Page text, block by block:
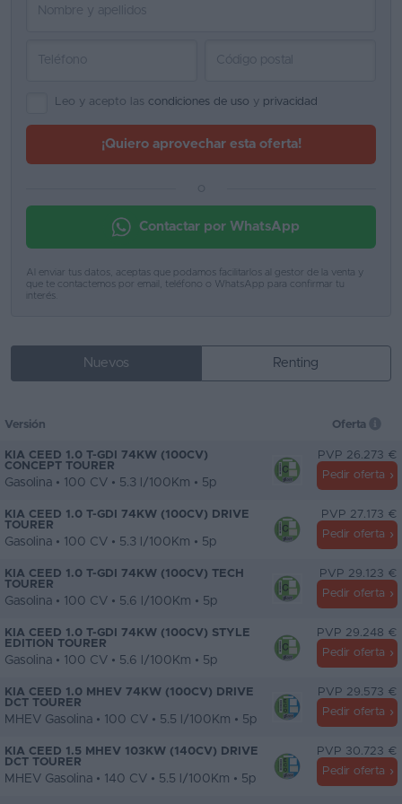
Leo y acepto las condiciones de uso y privacidad
¡Quiero aprovechar esta oferta!
Contactar por WhatsApp
Al enviar tus datos, aceptas que podamos facilitarlos al gestor de la venta y
que te contactemos por email, teléfono o WhatsApp para confirmar tu
interés.
Nuevos Renting
Versión Oferta
KIA CEED 1.0 T-GDI 74KW (100CV)
CONCEPT TOURER
Gasolina • 100 CV • 5.3 l/100Km • 5p
PVP 26.273 €
Pedir oferta
KIA CEED 1.0 T-GDI 74KW (100CV) DRIVE
TOURER
Gasolina • 100 CV • 5.3 l/100Km • 5p
PVP 27.173 €
Pedir oferta
KIA CEED 1.0 T-GDI 74KW (100CV) TECH
TOURER
Gasolina • 100 CV • 5.6 l/100Km • 5p
PVP 29.123 €
Pedir oferta
KIA CEED 1.0 T-GDI 74KW (100CV) STYLE
EDITION TOURER
Gasolina • 100 CV • 5.6 l/100Km • 5p
PVP 29.248 €
Pedir oferta
KIA CEED 1.0 MHEV 74KW (100CV) DRIVE
DCT TOURER
MHEV Gasolina • 100 CV • 5.5 l/100Km • 5p
PVP 29.573 €
Pedir oferta
KIA CEED 1.5 MHEV 103KW (140CV) DRIVE
DCT TOURER
MHEV Gasolina • 140 CV • 5.5 l/100Km • 5p
PVP 30.723 €
Pedir oferta